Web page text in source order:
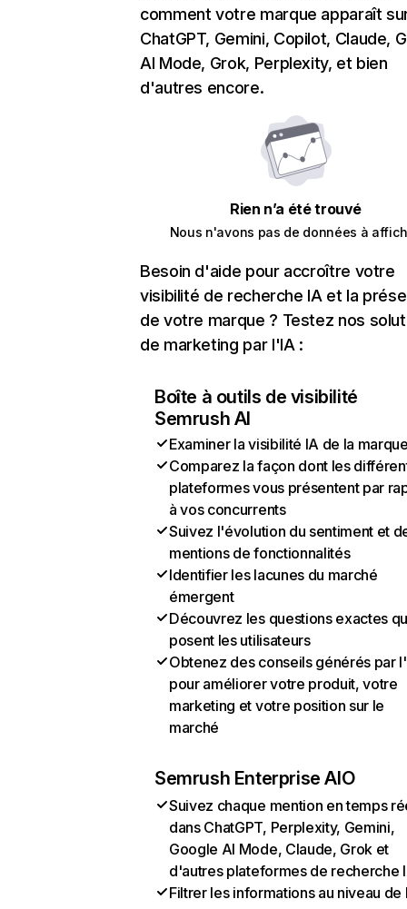
comment votre marque apparaît
ChatGPT, Gemini, Copilot, Claude,
AI Mode, Grok, Perplexity, et bien
d'autres encore.
Rien n’a été trouvé
Nous n'avons pas de données à
Besoin d'aide pour accroître votre
visibilité de recherche IA et la
de votre marque ? Testez nos
de marketing par l'IA :
Boîte à outils de visibilité
Semrush AI
Examiner la visibilité IA de la
Comparez la façon dont les
plateformes vous présentent par
à vos concurrents
Suivez l'évolution du sentiment et
mentions de fonctionnalités
Identifier les lacunes du marché
émergent
Découvrez les questions exactes
posent les utilisateurs
Obtenez des conseils générés par
pour améliorer votre produit, votre
marketing et votre position sur le
marché
Semrush Enterprise AIO
Suivez chaque mention en temps
dans ChatGPT, Perplexity, Gemini,
Google AI Mode, Claude, Grok et
d'autres plateformes de recherche
Filtrer les informations au niveau de